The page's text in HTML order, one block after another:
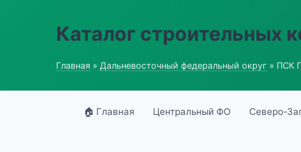
Каталог строительных
Главная » Дальневосточный федеральный округ » ПСК
🏠 Главная Центральный ФО Северо-